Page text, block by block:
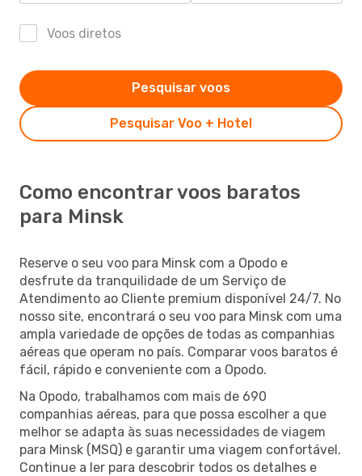
Voos diretos
Pesquisar Voo + Hotel
Pesquisar voos
Como encontrar voos baratos
para Minsk
Reserve o seu voo para Minsk com a Opodo e
desfrute da tranquilidade de um Serviço de
Atendimento ao Cliente premium disponível 24/7. No
nosso site, encontrará o seu voo para Minsk com uma
ampla variedade de opções de todas as companhias
aéreas que operam no país. Comparar voos baratos é
fácil, rápido e conveniente com a Opodo.
Na Opodo, trabalhamos com mais de 690
companhias aéreas, para que possa escolher a que
melhor se adapta às suas necessidades de viagem
para Minsk (MSQ) e garantir uma viagem confortável.
Continue a ler para descobrir todos os detalhes e